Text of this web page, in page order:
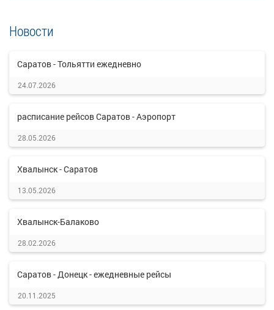
Новости
Саратов - Тольятти ежедневно
24.07.2026
расписание рейсов Саратов - Аэропорт
28.05.2026
Хвалынск - Саратов
13.05.2026
Хвалынск-Балаково
28.02.2026
Саратов - Донецк - ежедневные рейсы
20.11.2025